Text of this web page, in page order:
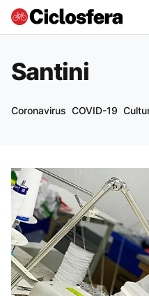
Santini
Coronavirus COVID-19